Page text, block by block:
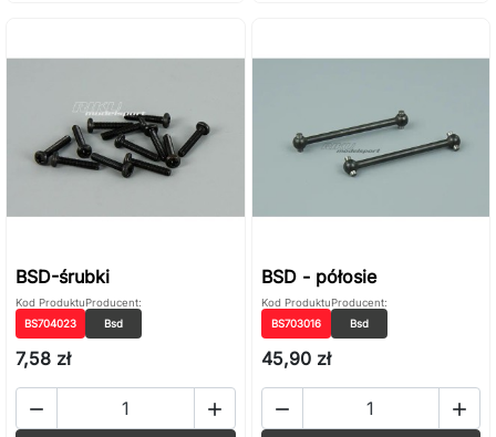
BSD-śrubki
Kod Produktu
BS704023
Producent:
Bsd
7,58 zł
 
BSD - półosie
Kod Produktu
BS703016
Producent:
Bsd
45,90 zł
 